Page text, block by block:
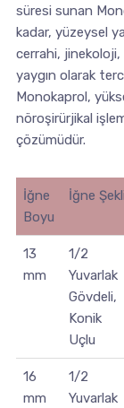
süresi sunan
kadar, yüzeysel
cerrahi,
yaygın olarak
Monokaprol,
nöroşirürjikal
çözümüdür.
İğne
Boyu
İğne Şekli
13
mm
1/2
Yuvarlak
Gövdeli,
Konik
Uçlu
16
mm
1/2
Yuvarlak